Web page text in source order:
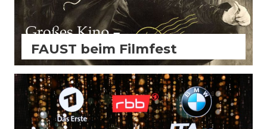
FAUST beim Filmfest
Aktuell Allgemein FilmBiz Kino Slider